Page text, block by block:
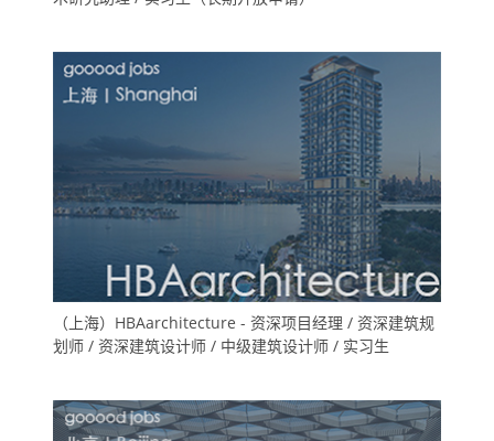
（上海）HBAarchitecture - 资深项目经理 / 资深建筑规
划师 / 资深建筑设计师 / 中级建筑设计师 / 实习生